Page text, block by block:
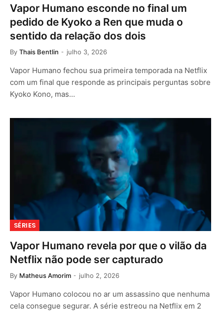
Vapor Humano esconde no final um
pedido de Kyoko a Ren que muda o
sentido da relação dos dois
By Thais Bentlin julho 3, 2026
Vapor Humano fechou sua primeira temporada na Netflix
com um final que responde as principais perguntas sobre
Kyoko Kono, mas…
SÉRIES
Vapor Humano revela por que o vilão da
Netflix não pode ser capturado
By Matheus Amorim julho 2, 2026
Vapor Humano colocou no ar um assassino que nenhuma
cela consegue segurar. A série estreou na Netflix em 2